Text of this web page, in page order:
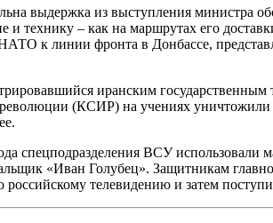
выдержка из выступления министра
технику – как на маршрутах его
к линии фронта в Донбассе,
иранским
(КСИР) на учениях
спецподразделения ВСУ использовали
«Иван Голубец». Защитникам
телевидению и затем